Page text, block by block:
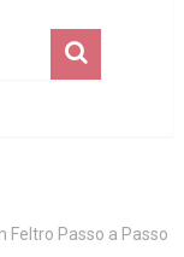
Feltro Passo a Passo